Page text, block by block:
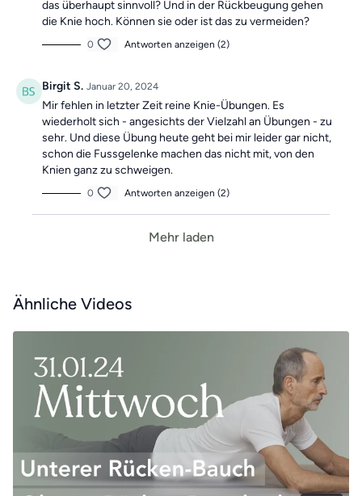
das überhaupt sinnvoll? Und in der Rückbeugung gehen
die Knie hoch. Können sie oder ist das zu vermeiden?
0 Antworten anzeigen (2)
Birgit S. Januar 20, 2024
Mir fehlen in letzter Zeit reine Knie-Übungen. Es
wiederholt sich - angesichts der Vielzahl an Übungen - zu
sehr. Und diese Übung heute geht bei mir leider gar nicht,
schon die Fussgelenke machen das nicht mit, von den
Knien ganz zu schweigen.
0 Antworten anzeigen (2)
Mehr laden
Ähnliche Videos